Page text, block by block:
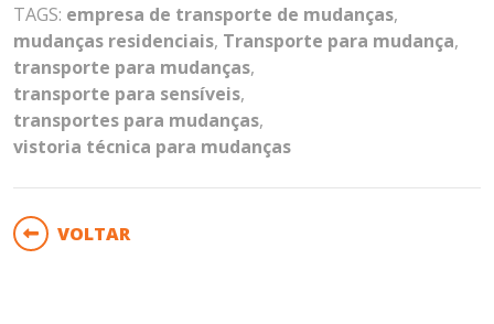
TAGS: empresa de transporte de mudanças,
mudanças residenciais, Transporte para mudança,
transporte para mudanças,
transporte para sensíveis,
transportes para mudanças,
vistoria técnica para mudanças
VOLTAR